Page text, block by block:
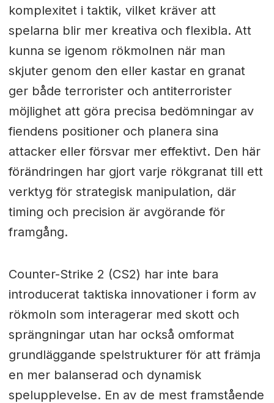
komplexitet i taktik, vilket kräver att
spelarna blir mer kreativa och flexibla. Att
kunna se igenom rökmolnen när man
skjuter genom den eller kastar en granat
ger både terrorister och antiterrorister
möjlighet att göra precisa bedömningar av
fiendens positioner och planera sina
attacker eller försvar mer effektivt. Den här
förändringen har gjort varje rökgranat till ett
verktyg för strategisk manipulation, där
timing och precision är avgörande för
framgång.
Counter-Strike 2 (CS2) har inte bara
introducerat taktiska innovationer i form av
rökmoln som interagerar med skott och
sprängningar utan har också omformat
grundläggande spelstrukturer för att främja
en mer balanserad och dynamisk
spelupplevelse. En av de mest framstående